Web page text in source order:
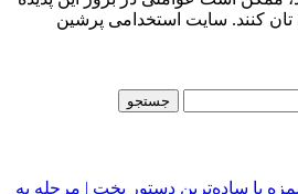
کنند. سایت استخدامی پرشین
با ساده‌ترین دستور پخت | مرحله به